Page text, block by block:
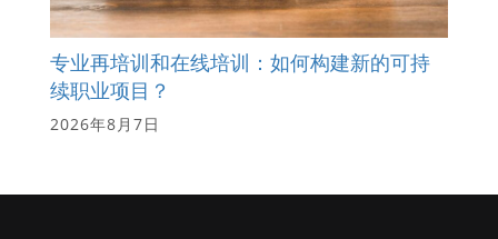
专业再培训和在线培训：如何构建新的可持
续职业项目？
2026年8月7日